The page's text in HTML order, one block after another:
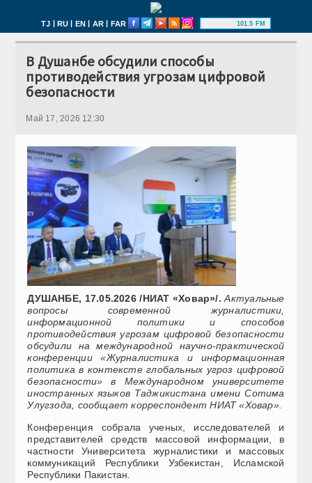
TJ | RU | EN | AR | FAR 101.5 FM
В Душанбе обсудили способы
противодействия угрозам цифровой
безопасности
Май 17, 2026 12:30
ДУШАНБЕ, 17.05.2026 /НИАТ «Ховар»/. Актуальные
вопросы современной журналистики,
информационной политики и способов
противодействия угрозам цифровой безопасности
обсудили на международной научно-практической
конференции «Журналистика и информационная
политика в контексте глобальных угроз цифровой
безопасности» в Международном университете
иностранных языков Таджикистана имени Сотима
Улугзода, сообщает корреспондент НИАТ «Ховар».
Конференция собрала ученых, исследователей и
представителей средств массовой информации, в
частности Университета журналистики и массовых
коммуникаций Республики Узбекистан, Исламской
Республики Пакистан.